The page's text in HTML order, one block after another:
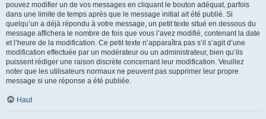
pouvez modifier un de vos messages en cliquant le bouton adéquat, parfois
dans une limite de temps après que le message initial ait été publié. Si
quelqu’un a déjà répondu à votre message, un petit texte situé en dessous du
message affichera le nombre de fois que vous l’avez modifié, contenant la date
et l’heure de la modification. Ce petit texte n’apparaîtra pas s’il s’agit d’une
modification effectuée par un modérateur ou un administrateur, bien qu’ils
puissent rédiger une raison discrète concernant leur modification. Veuillez
noter que les utilisateurs normaux ne peuvent pas supprimer leur propre
message si une réponse a été publiée.
Haut